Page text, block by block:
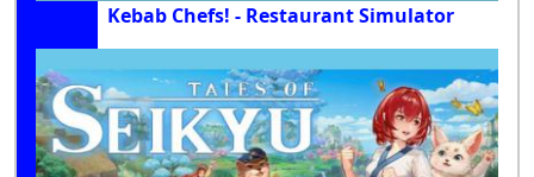
Kebab Chefs! - Restaurant Simulator